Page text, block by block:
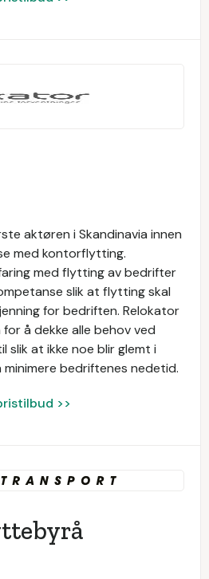
aktøren i Skandinavia innen
med kontorflytting.
med flytting av bedrifter
slik at flytting skal
for bedriften. Relokator
å dekke alle behov ved
slik at ikke noe blir glemt i
bedriftenes nedetid.
>>